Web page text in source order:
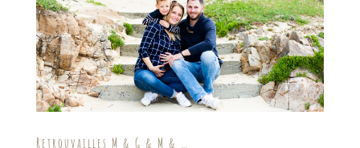
Retrouvailles M & G & M & …